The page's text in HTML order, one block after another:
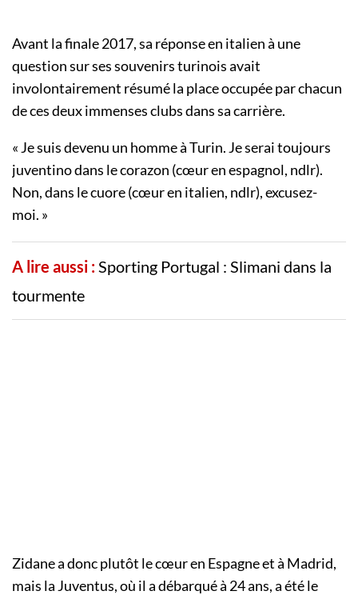
Avant la finale 2017, sa réponse en italien à une
question sur ses souvenirs turinois avait
involontairement résumé la place occupée par chacun
de ces deux immenses clubs dans sa carrière.
« Je suis devenu un homme à Turin. Je serai toujours
juventino dans le corazon (cœur en espagnol, ndlr).
Non, dans le cuore (cœur en italien, ndlr), excusez-
moi. »
A lire aussi :Sporting Portugal : Slimani dans la
tourmente
Zidane a donc plutôt le cœur en Espagne et à Madrid,
mais la Juventus, où il a débarqué à 24 ans, a été le